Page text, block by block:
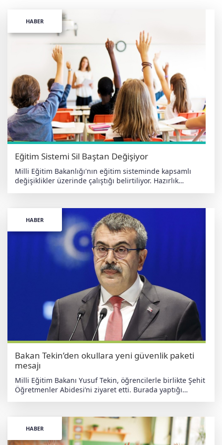
HABER
Eğitim Sistemi Sil Baştan Değişiyor
Milli Eğitim Bakanlığı'nın eğitim sisteminde kapsamlı
değişiklikler üzerinde çalıştığı belirtiliyor. Hazırlık
düzenlemelerin hayata geçirilmesi öngörülüyor. Taslak
çalışmaya göre, 12 yıllık zorunlu eğitimin 10 yıla
indirilmesi, liselerin 2+2 modeliyle yeniden
yapılandırılmasıve 2028 yılından itibaren LGS yerine
Kademeler Arası Geçiş Sınavı'nın (KAGS) uygulanması
yapılacak sınavın ardından öğrencilerin akademik veya
mesleki eğitime yönlendirilmesi, üniversitelerde bazı
bölümlerin kontenjanlarının sınırlandırılması ve
okullarda psikolojik destek uygulamalarının
yaygınlaştırılması da öngörülüyor. haberdeger.com
Bağımsız • Yerli • Antiemperyalist
HABER
Bakan Tekin’den okullara yeni güvenlik paketi
mesajı
Milli Eğitim Bakanı Yusuf Tekin, öğrencilerle birlikte Şehit
Öğretmenler Abidesi’ni ziyaret etti. Burada yaptığı
için anma düzenlendi Bakan Tekin, Kahramanmaraş ve
İstanbul’daki okul saldırılarında yaşamını yitiren
öğretmenler Fatma Nur Çelik ve Ayla Kara için
HABER